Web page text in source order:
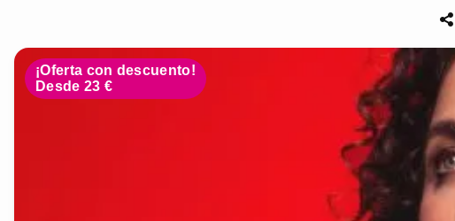
¡Oferta con descuento!
Desde 23 €